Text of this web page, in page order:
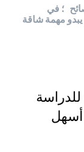
؛ في
مهمة شاقة
أسهل